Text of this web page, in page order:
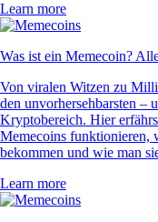
Learn more
Was ist ein Memecoin?
Von viralen Witzen zu
den unvorhersehbarsten –
Kryptobereich. Hier
Memecoins funktionieren,
bekommen und wie man
Learn more